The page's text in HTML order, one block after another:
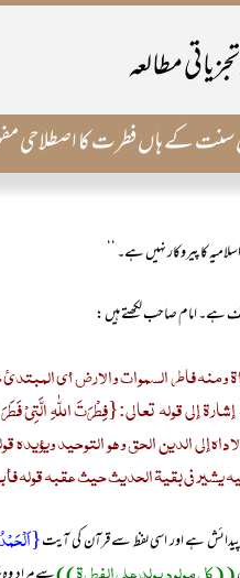
مطالعہ
کے ہاں فطرت کا اصطلاحی
کا پیروکار نہیں ہے۔ ‘‘
ہے۔ امام صاحب لکھتے ہیں :
ومنه فاطر السموات والأرض أی
إلی قوله تعالی:{فِطۡرَتَ اللّٰہِ
إلی الدین الحق وھو التوحید
یشیر فی بقیة الحدیث حیث عقبه قوله
پیدائش ہے اور اسی لفظ سے قرآن کی آیت